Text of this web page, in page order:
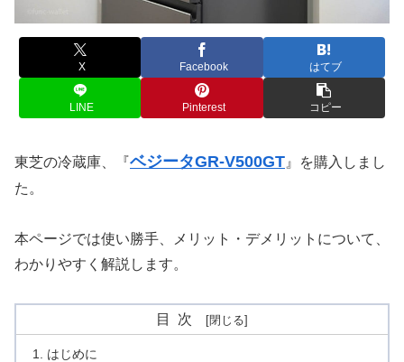
X Facebook はてブ
LINE Pinterest コピー
東芝の冷蔵庫、『ベジータGR-V500GT 』を購入しまし
た。
本ページでは使い勝手、メリット・デメリットについて、
わかりやすく解説します。
目次
はじめに